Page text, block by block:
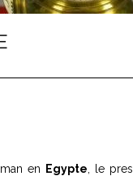
en Egypte , le